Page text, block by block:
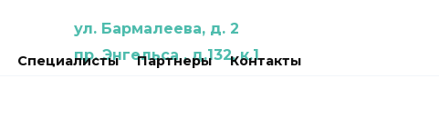
ул. Бармалеева, д. 2
пр. Энгельса , д.132, к.1
Специалисты Партнеры Контакты